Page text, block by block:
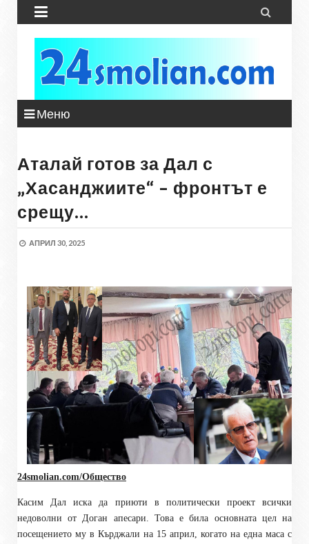
 
Меню
Аталай готов за Дал с
„Хасанджиите“ – фронтът е
срещу…
АПРИЛ 30, 2025
24smolian.com/Общество
Касим Дал иска да приюти в политически проект всички
недоволни от Доган апесари. Това е била основната цел на
посещението му в Кърджали на 15 април, когато на една маса с